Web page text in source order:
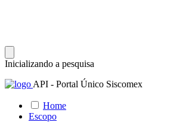
Inicializando a pesquisa
API - Portal Único Siscomex
Home
Escopo